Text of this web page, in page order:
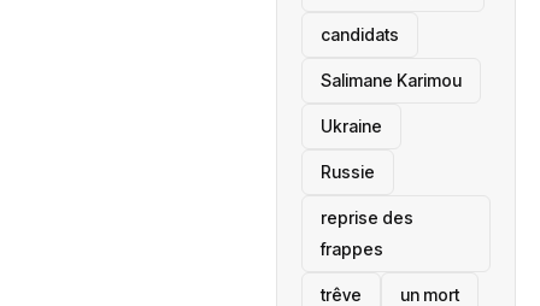
candidats
Salimane Karimou
Ukraine
Russie
reprise des
frappes
trêve un mort